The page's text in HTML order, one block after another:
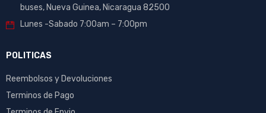
buses, Nueva Guinea, Nicaragua 82500
Lunes -Sabado 7:00am – 7:00pm
POLITICAS
Reembolsos y Devoluciones
Terminos de Pago